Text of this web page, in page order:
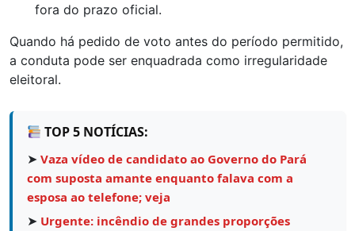
fora do prazo oficial.
Quando há pedido de voto antes do período permitido,
a conduta pode ser enquadrada como irregularidade
eleitoral.
TOP 5 NOTÍCIAS:
➤ Vaza vídeo de candidato ao Governo do Pará
com suposta amante enquanto falava com a
esposa ao telefone; veja
➤ Urgente: incêndio de grandes proporções